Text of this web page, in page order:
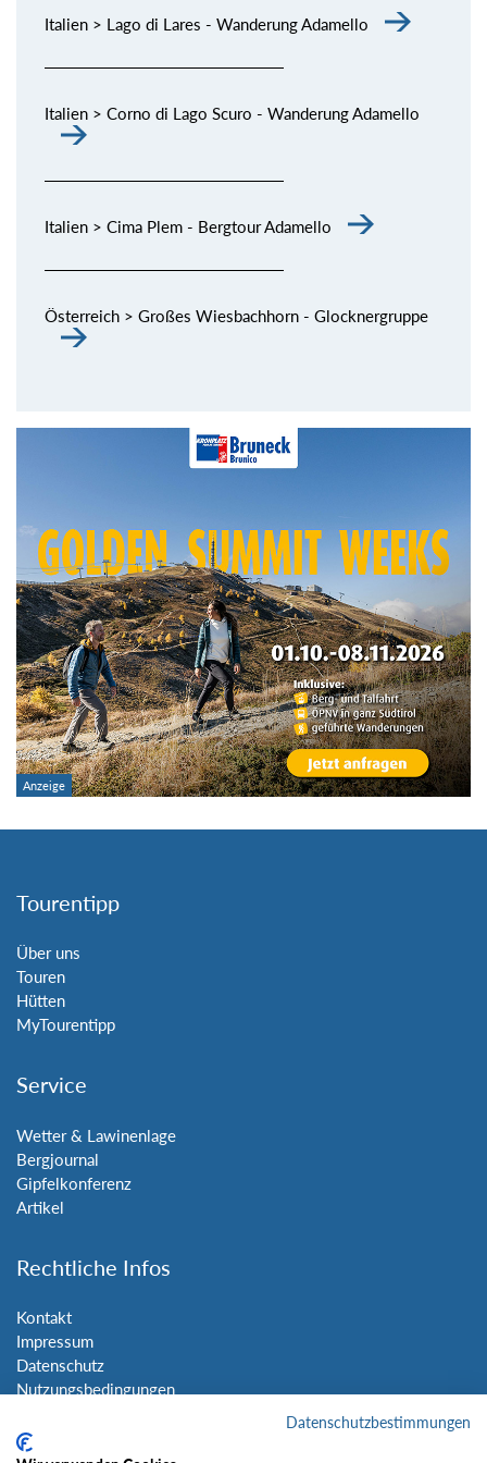
Italien > Lago di Lares - Wanderung Adamello
Italien > Corno di Lago Scuro - Wanderung Adamello
Italien > Cima Plem - Bergtour Adamello
Österreich > Großes Wiesbachhorn - Glocknergruppe
Tourentipp
Über uns
Touren
Hütten
MyTourentipp
Service
Wetter & Lawinenlage
Bergjournal
Gipfelkonferenz
Artikel
Rechtliche Infos
Kontakt
Impressum
Datenschutz
Nutzungsbedingungen
Datenschutzbestimmungen